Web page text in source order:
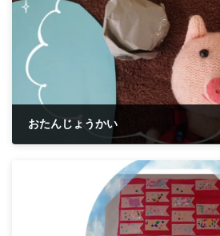
おたんじょうかい